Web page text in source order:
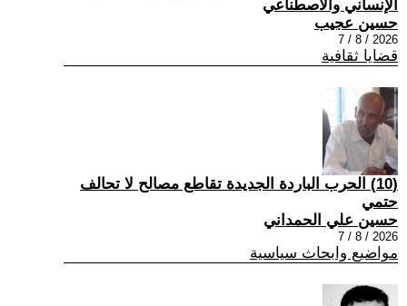
الإنساني والاصطناعي
حسين عجيب
2026 / 8 / 7
قضايا ثقافية
(10) الحرب الباردة الجديدة تقاطع مصالح لا تحالف
حتمي
حسين علي الحمداني
2026 / 8 / 7
مواضيع وابحاث سياسية